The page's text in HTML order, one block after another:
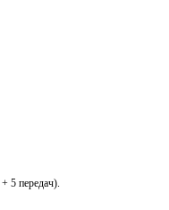
5 передач).